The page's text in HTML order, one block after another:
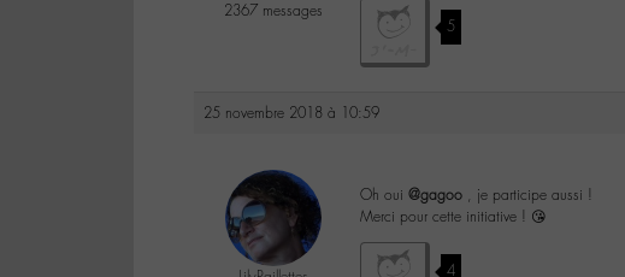
2367 messages
5
25 novembre 2018 à 10:59
Oh oui @gagoo , je participe aussi !
Merci pour cette initiative ! 😘
4